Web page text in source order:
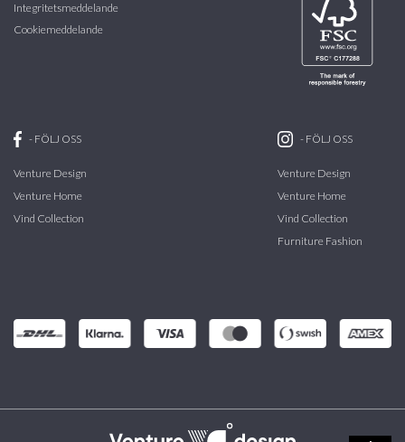
Integritetsmeddelande
Cookiemeddelande
- FÖLJ OSS
Venture Design
Venture Home
Vind Collection
- FÖLJ OSS
Venture Design
Venture Home
Vind Collection
Furniture Fashion